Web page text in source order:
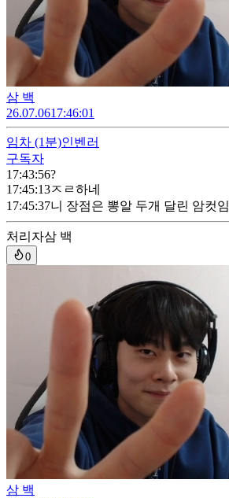
삼 백
26.07.0617:46:01
임차 (1분)인벤러
구독자
17:43:56?
17:45:13ㅈㄹ하네
17:45:37니 장점은 뽕알 두개 달린 암컷임
처리자삼 백
0
삼 백